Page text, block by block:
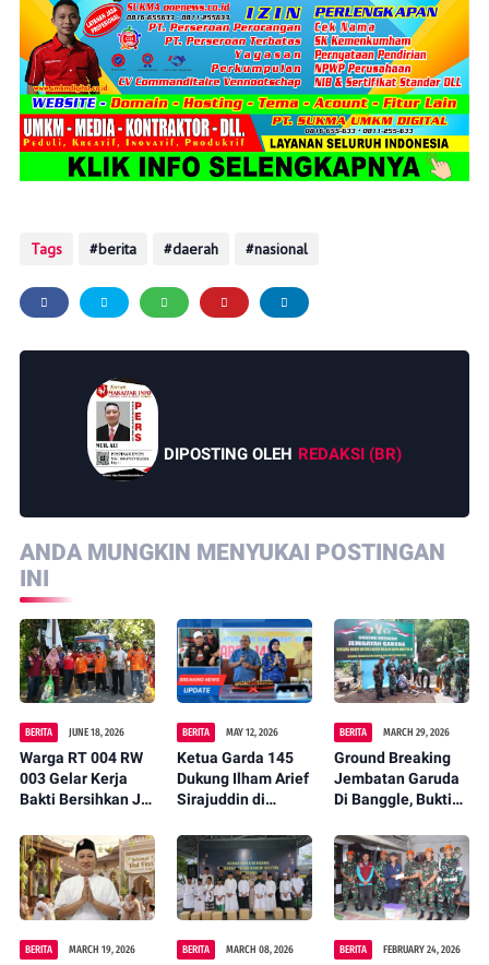
Tags berita daerah nasional
DIPOSTING OLEH REDAKSI (BR)
ANDA MUNGKIN MENYUKAI POSTINGAN
INI
BERITA JUNE 18, 2026
Warga RT 004 RW
003 Gelar Kerja
Bakti Bersihkan Jl.
Wujudkan
Lingkungan Asri
dan Nyaman
BERITA MAY 12, 2026
Ketua Garda 145
Dukung Ilham Arief
Sirajuddin di
Golkar
BERITA MARCH 29, 2026
Ground Breaking
Jembatan Garuda
Di Banggle, Bukti
Negara Untuk
Rakyat
BERITA MARCH 19, 2026 BERITA MARCH 08, 2026 BERITA FEBRUARY 24, 2026